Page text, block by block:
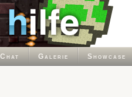
Chat Galerie Showcase